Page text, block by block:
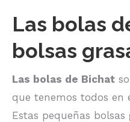
Las bolas
bolsas
Las bolas de Bichat
que tenemos todos en
Estas pequeñas